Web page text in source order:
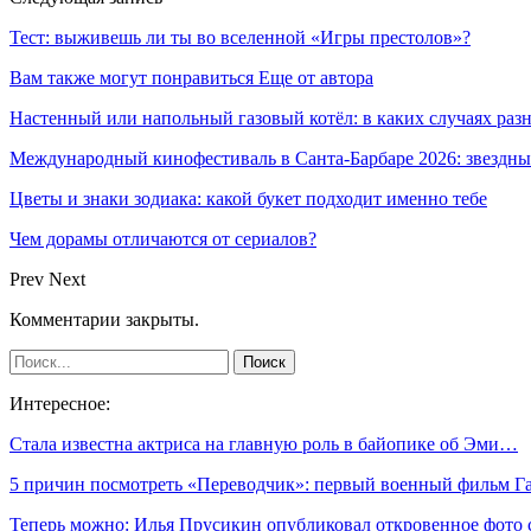
Тест: выживешь ли ты во вселенной «Игры престолов»?
Вам также могут понравиться Еще от автора
Настенный или напольный газовый котёл: в каких случаях
Международный кинофестиваль в Санта-Барбаре 2026:
Цветы и знаки зодиака: какой букет подходит именно тебе
Чем дорамы отличаются от сериалов?
Prev Next
Комментарии закрыты.
Интересное:
Стала известна актриса на главную роль в байопике об Эми…
5 причин посмотреть «Переводчик»: первый военный фильм
Теперь можно: Илья Прусикин опубликовал откровенное